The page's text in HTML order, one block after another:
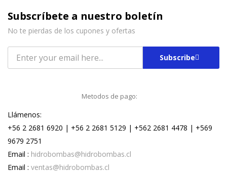
Subscríbete a nuestro boletín
No te pierdas de los cupones y ofertas
Subscribe
Metodos de pago:
Llámenos:
+56 2 2681 6920 | +56 2 2681 5129 | +562 2681 4478 | +569
9679 2751
Email : hidrobombas@hidrobombas.cl
Email : ventas@hidrobombas.cl